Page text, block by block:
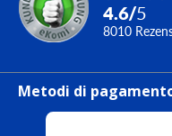
4.6/5
8010
Metodi di